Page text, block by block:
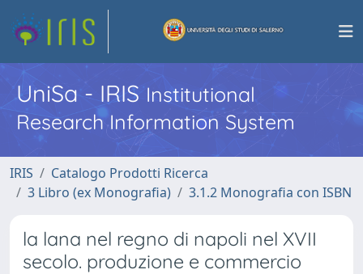
UniSa - IRISInstitutional
Research Information System
IRIS
Catalogo Prodotti Ricerca
3 Libro (ex Monografia)
3.1.2 Monografia con ISBN
la lana nel regno di napoli nel XVII
secolo. produzione e commercio